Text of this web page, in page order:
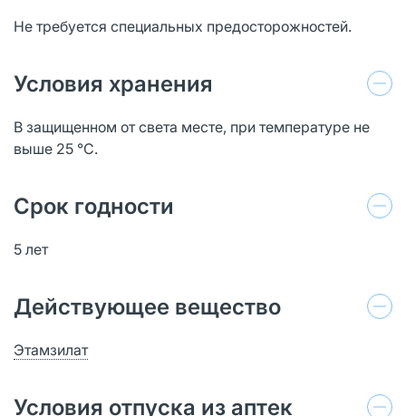
Не требуется специальных предосторожностей.
Условия хранения
В защищенном от света месте, при температуре не
выше 25 °C.
Срок годности
5 лет
Действующее вещество
Этамзилат
Условия отпуска из аптек